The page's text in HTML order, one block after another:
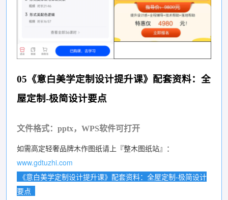
05《意白美学定制设计提升课》配套资料：全
屋定制-极简设计要点
文件格式：pptx，WPS软件可打开
如需高定轻奢品牌木作图纸请上『整木图纸站』：
www.gdtuzhi.com
《意白美学定制设计提升课》配套资料：全屋定制-极简设计
要点